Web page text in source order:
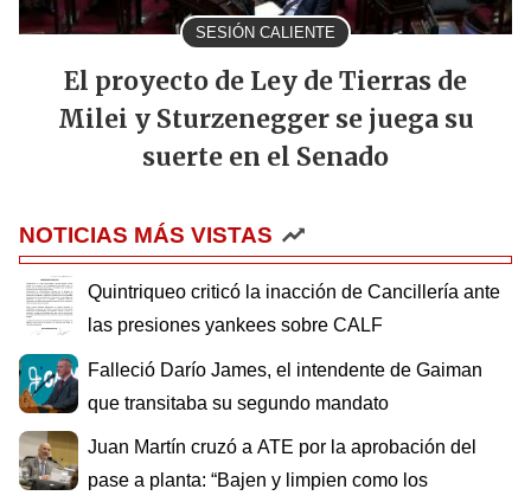
SESIÓN CALIENTE
El proyecto de Ley de Tierras de
Milei y Sturzenegger se juega su
suerte en el Senado
NOTICIAS MÁS VISTAS
Quintriqueo criticó la inacción de Cancillería ante
las presiones yankees sobre CALF
Falleció Darío James, el intendente de Gaiman
que transitaba su segundo mandato
Juan Martín cruzó a ATE por la aprobación del
pase a planta: “Bajen y limpien como los